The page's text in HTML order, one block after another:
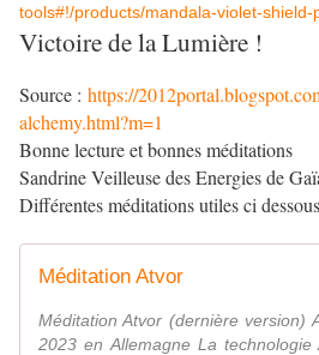
tools#!/products/mandala-violet-shield-
Victoire de la Lumière !
Source : https://
alchemy.html?m=1
Bonne lecture et bonnes méditations
Sandrine Veilleuse des Energies de
Différentes méditations utiles ci
Méditation Atvor
Méditation Atvor (dernière version)
2023 en Allemagne La